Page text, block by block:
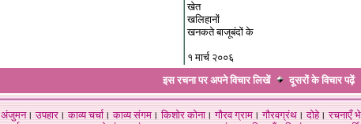
खेत
खलिहानों
खनकते बाजूबंदों के
१ मार्च २००६
इस रचना पर अपने विचार लिखें
दूसरों के विचारपढ़ें
अंजुमन।उपहार।काव्य चर्चा।काव्य संगम।किशोर कोना।गौरव ग्राम।गौरवग्रंथ।दोहे।रचनाएँ